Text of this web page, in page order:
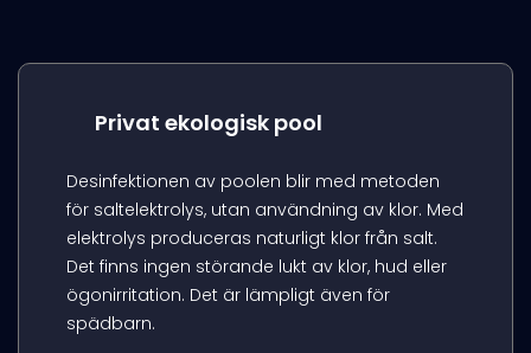
Privat ekologisk pool
Desinfektionen av poolen blir med metoden
för saltelektrolys, utan användning av klor. Med
elektrolys produceras naturligt klor från salt.
Det finns ingen störande lukt av klor, hud eller
ögonirritation. Det är lämpligt även för
spädbarn.